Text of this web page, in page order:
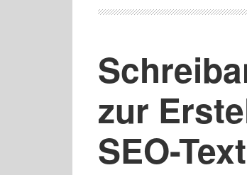
zur
SEO-